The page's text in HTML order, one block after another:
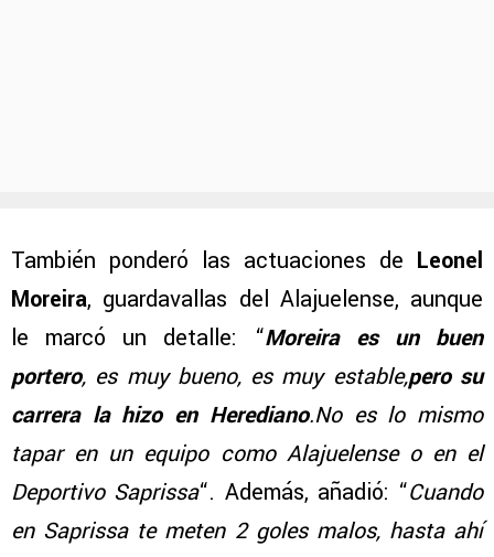
También ponderó las actuaciones de Leonel
Moreira, guardavallas del Alajuelense, aunque
le marcó un detalle: “Moreira es un buen
portero, es muy bueno, es muy estable,pero su
carrera la hizo en Herediano.No es lo mismo
tapar en un equipo como Alajuelense o en el
Deportivo Saprissa“. Además, añadió: “Cuando
en Saprissa te meten 2 goles malos, hasta ahí